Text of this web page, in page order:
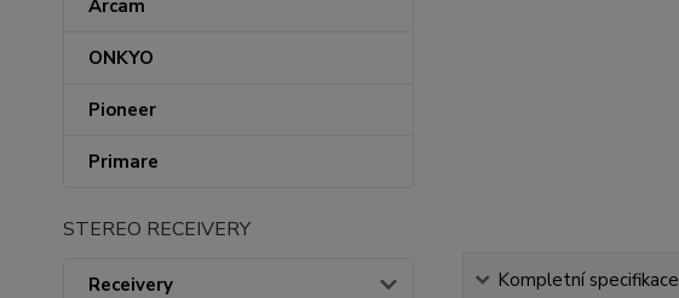
Arcam
ONKYO
Pioneer
Primare
STEREO RECEIVERY
Receivery Kompletní specifikace